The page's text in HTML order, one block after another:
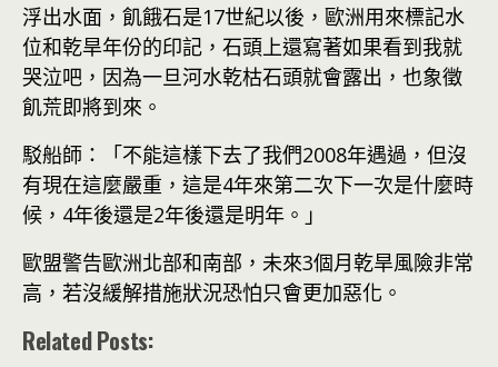
浮出水面，飢餓石是17世紀以後，歐洲用來標記水
位和乾旱年份的印記，石頭上還寫著如果看到我就
哭泣吧，因為一旦河水乾枯石頭就會露出，也象徵
飢荒即將到來。
駁船師：「不能這樣下去了我們2008年遇過，但沒
有現在這麼嚴重，這是4年來第二次下一次是什麼時
候，4年後還是2年後還是明年。」
歐盟警告歐洲北部和南部，未來3個月乾旱風險非常
高，若沒緩解措施狀況恐怕只會更加惡化。
Related Posts: